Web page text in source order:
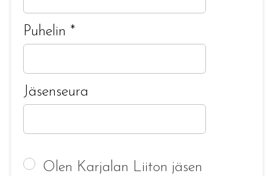
Puhelin *
Jäsenseura
Olen Karjalan Liiton jäsen